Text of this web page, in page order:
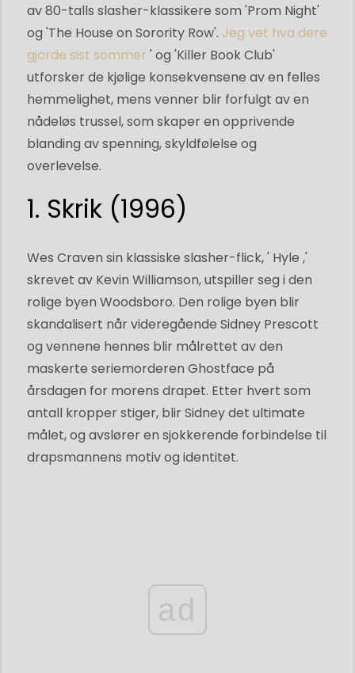
av 80-talls slasher-klassikere som 'Prom Night'
og 'The House on Sorority Row'. Jeg vet hva dere
gjorde sist sommer ' og 'Killer Book Club'
utforsker de kjølige konsekvensene av en felles
hemmelighet, mens venner blir forfulgt av en
nådeløs trussel, som skaper en opprivende
blanding av spenning, skyldfølelse og
overlevelse.
1. Skrik (1996)
Wes Craven sin klassiske slasher-flick, ' Hyle ,'
skrevet av Kevin Williamson, utspiller seg i den
rolige byen Woodsboro. Den rolige byen blir
skandalisert når videregående Sidney Prescott
og vennene hennes blir målrettet av den
maskerte seriemorderen Ghostface på
årsdagen for morens drapet. Etter hvert som
antall kropper stiger, blir Sidney det ultimate
målet, og avslører en sjokkerende forbindelse til
drapsmannens motiv og identitet.
ad